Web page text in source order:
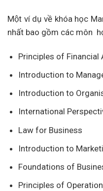
Một ví dụ về khóa học
nhất bao gồm các môn
Principles of Financial
Introduction to
Introduction to
International
Law for Business
Introduction to
Foundations of
Principles of